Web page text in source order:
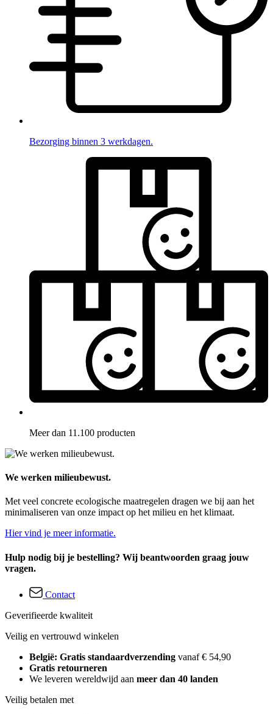
Bezorging binnen 3 werkdagen.
Meer dan 11.100 producten
We werken milieubewust.
Met veel concrete ecologische maatregelen dragen we bij aan het
minimaliseren van onze impact op het milieu en het klimaat.
Hier vind je meer informatie.
Hulp nodig bij je bestelling? Wij beantwoorden graag jouw
vragen.
Contact
Geverifieerde kwaliteit
Veilig en vertrouwd winkelen
België: Gratis standaardverzending vanaf € 54,90
Gratis retourneren
We leveren wereldwijd aan meer dan 40 landen
Veilig betalen met